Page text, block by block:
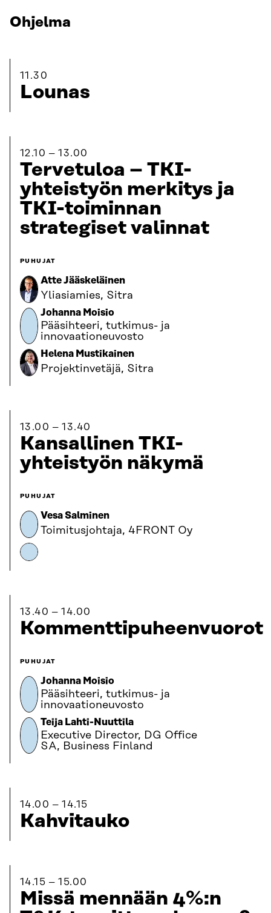
Ohjelma
11.30
Lounas
12.10 13.00
Tervetuloa – TKI-
yhteistyön merkitys ja
TKI-toiminnan
strategiset valinnat
PUHUJAT
Atte Jääskeläinen
Yliasiamies, Sitra
Johanna Moisio
Pääsihteeri, tutkimus- ja
innovaationeuvosto
Helena Mustikainen
Projektinvetäjä, Sitra
13.00 13.40
Kansallinen TKI-
yhteistyön näkymä
PUHUJAT
Vesa Salminen
Toimitusjohtaja, 4FRONT Oy
13.40 14.00
Kommenttipuheenvuorot
PUHUJAT
Johanna Moisio
Pääsihteeri, tutkimus- ja
innovaationeuvosto
Teija Lahti-Nuuttila
Executive Director, DG Office
SA, Business Finland
14.00 14.15
Kahvitauko
14.15 15.00
Missä mennään 4%:n